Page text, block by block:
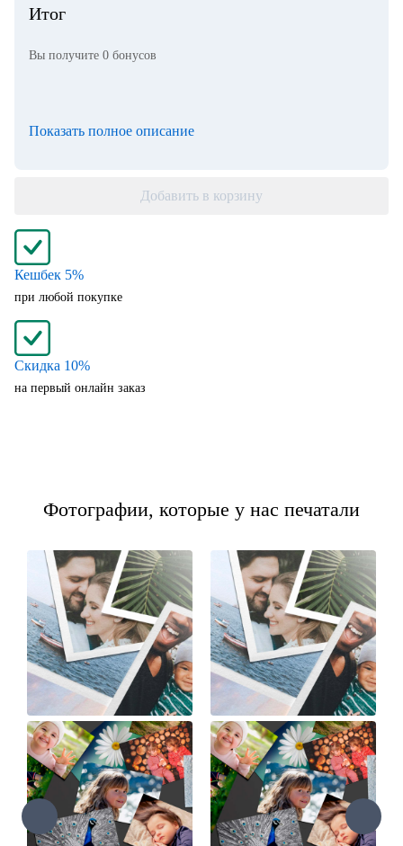
Итог
Вы получите 0 бонусов
Показать полное описание
Добавить в корзину
Кешбек 5%
при любой покупке
Скидка 10%
на первый онлайн заказ
Фотографии, которые у нас печатали